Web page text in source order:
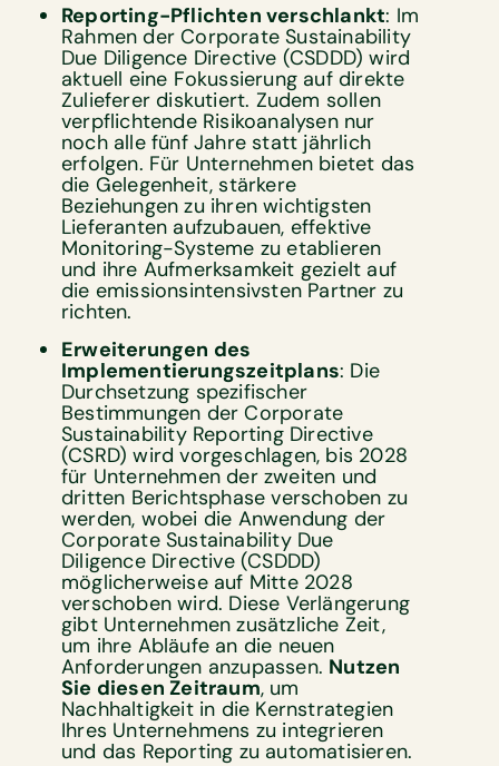
Reporting-Pflichten verschlankt: Im
Rahmen der Corporate Sustainability
Due Diligence Directive (CSDDD) wird
aktuell eine Fokussierung auf direkte
Zulieferer diskutiert. Zudem sollen
verpflichtende Risikoanalysen nur
noch alle fünf Jahre statt jährlich
erfolgen. Für Unternehmen bietet das
die Gelegenheit, stärkere
Beziehungen zu ihren wichtigsten
Lieferanten aufzubauen, effektive
Monitoring-Systeme zu etablieren
und ihre Aufmerksamkeit gezielt auf
die emissionsintensivsten Partner zu
richten.
Erweiterungen des
Implementierungszeitplans: Die
Durchsetzung spezifischer
Bestimmungen der Corporate
Sustainability Reporting Directive
(CSRD) wird vorgeschlagen, bis 2028
für Unternehmen der zweiten und
dritten Berichtsphase verschoben zu
werden, wobei die Anwendung der
Corporate Sustainability Due
Diligence Directive (CSDDD)
möglicherweise auf Mitte 2028
verschoben wird. Diese Verlängerung
gibt Unternehmen zusätzliche Zeit,
um ihre Abläufe an die neuen
Anforderungen anzupassen. Nutzen
Sie diesen Zeitraum, um
Nachhaltigkeit in die Kernstrategien
Ihres Unternehmens zu integrieren
und das Reporting zu automatisieren.